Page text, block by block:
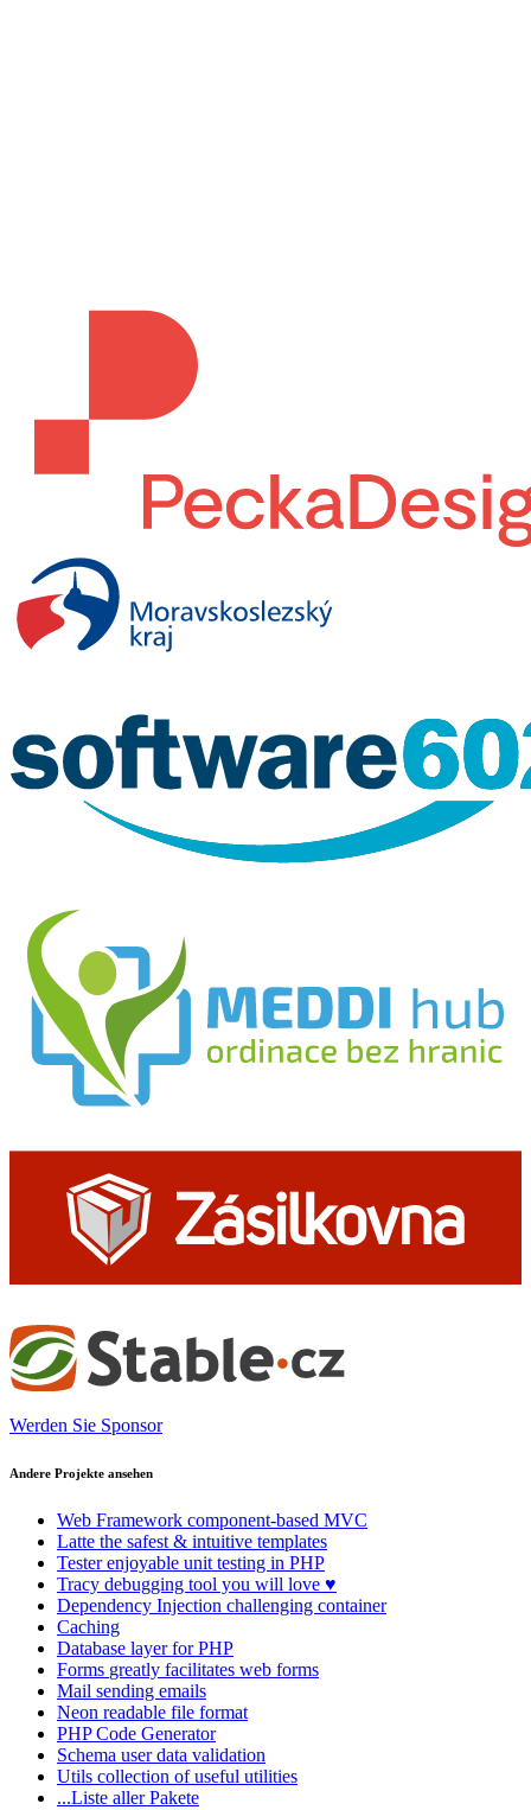
Werden Sie Sponsor
Andere Projekte ansehen
Web Framework component-based MVC
Latte the safest & intuitive templates
Testerenjoyable unit testing in PHP
Tracy debugging tool you will love ♥
Dependency Injection challenging container
Caching
Database layer for PHP
Forms greatly facilitates web forms
Mail sending emails
Neon readable file format
PHP Code Generator
Schema user data validation
Utils collection of useful utilities
...Liste aller Pakete